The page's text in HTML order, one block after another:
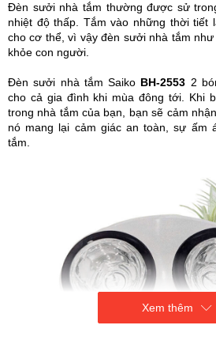
Đèn sưởi nhà tắm thường được sử
nhiệt độ thấp. Tắm vào những thời tiết
cho cơ thể, vì vậy đèn sưởi nhà tắm
khỏe con người.
Đèn sưởi nhà tắm Saiko BH-2553 2
cho cả gia đình khi mùa đông tới. Khi
trong nhà tắm của bạn, bạn sẽ cảm
nó mang lại cảm giác an toàn, sự ấm
tắm.
Xem thêm